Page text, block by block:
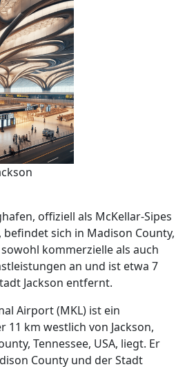
offiziell als McKellar-Sipes
sich in Madison County,
kommerzielle als auch
an und ist etwa 7
Jackson entfernt.
Airport (MKL) ist ein
11 km westlich von Jackson,
Tennessee, USA, liegt. Er
County und der Stadt